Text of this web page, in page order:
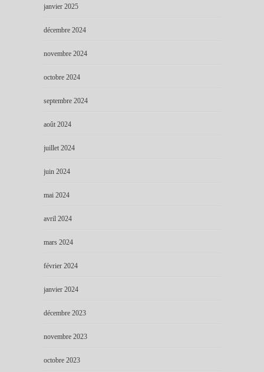
janvier 2025
décembre 2024
novembre 2024
octobre 2024
septembre 2024
août 2024
juillet 2024
juin 2024
mai 2024
avril 2024
mars 2024
février 2024
janvier 2024
décembre 2023
novembre 2023
octobre 2023